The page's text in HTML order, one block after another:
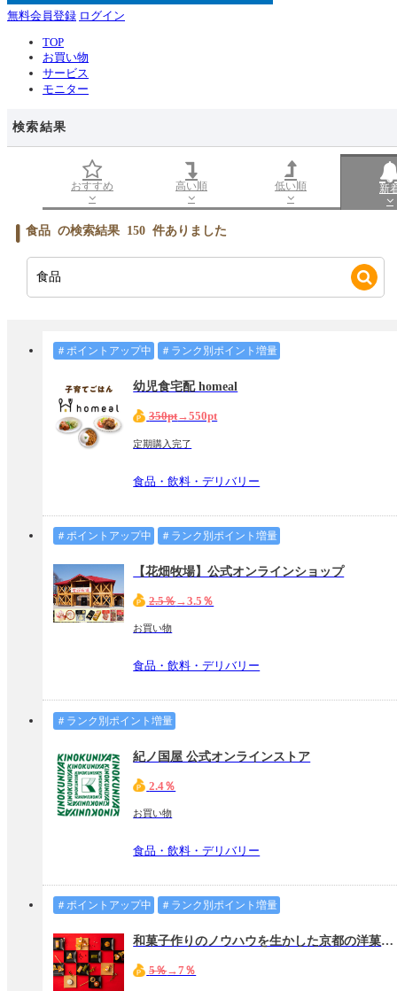
無料会員登録 ログイン
TOP
お買い物
サービス
モニター
検索結果
おすすめ 高い順 低い順 新
食品 の検索結果 150 件ありました
＃ポイントアップ中 ＃ランク別ポイント増量
幼児食宅配 homeal
350pt→550pt
定期購入完了
食品・飲料・デリバリー
＃ポイントアップ中 ＃ランク別ポイント増量
【花畑牧場】公式オンラインショップ
2.5％→3.5％
お買い物
食品・飲料・デリバリー
＃ランク別ポイント増量
紀ノ国屋 公式オンラインストア
2.4％
お買い物
食品・飲料・デリバリー
＃ポイントアップ中 ＃ランク別ポイント増量
和菓子作りのノウハウを生かした京都の洋菓子店
5％→7％